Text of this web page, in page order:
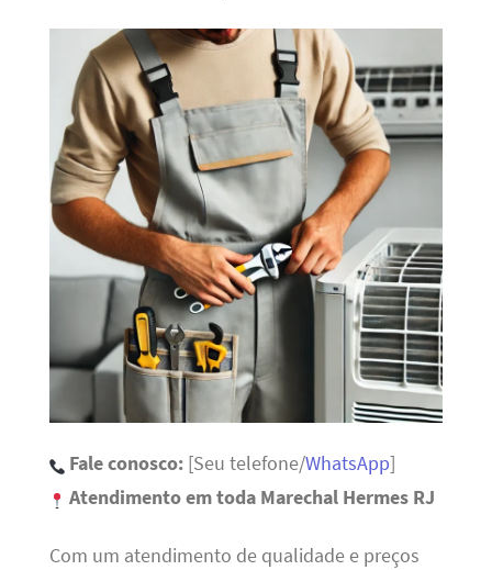
Fale conosco:[Seu telefone/WhatsApp]
Atendimento em toda Marechal Hermes RJ
Com um atendimento de qualidade e preços